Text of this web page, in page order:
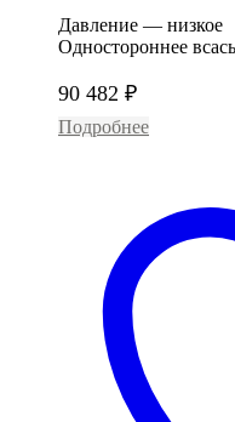
Давление — низкое
Одностороннее
90 482 ₽
Подробнее